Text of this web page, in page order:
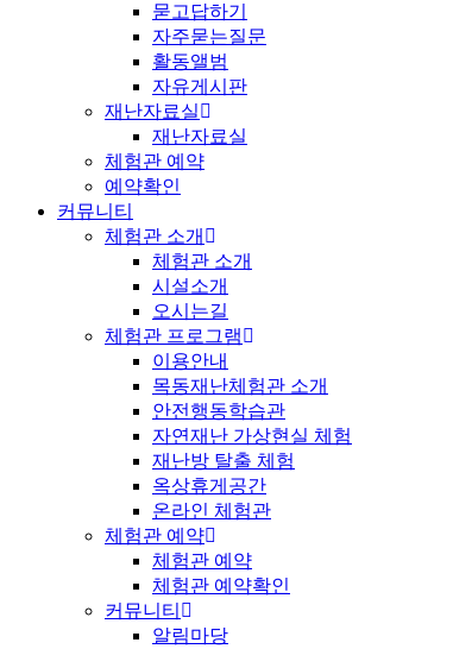
묻고답하기
자주묻는질문
활동앨범
자유게시판
재난자료실
재난자료실
체험관 예약
예약확인
커뮤니티
체험관 소개
체험관 소개
시설소개
오시는길
체험관 프로그램
이용안내
목동재난체험관 소개
안전행동학습관
자연재난 가상현실 체험
재난방 탈출 체험
옥상휴게공간
온라인 체험관
체험관 예약
체험관 예약
체험관 예약확인
커뮤니티
알림마당